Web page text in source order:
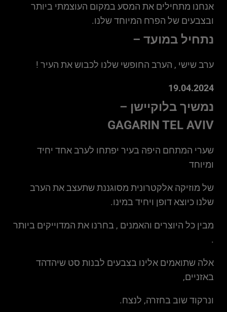
אנחנו מתחילים את המסע במקום העוצמתי ביותר
ובצבעים של הפרח המיוחד שלנו.
נתחיל במועד –
ערב שישי , הערב החופשי שלנו לכבוש את העיר !
19.04.2024
נמשיך בלוקיישן –
GAGARIN TEL AVIV
שערי המתחם היפה בעיר יפתחו לערב אחד יחיד
ומיוחד
של מוזיקה אלקטרונית מסוגננת שתעצב את הערב
שלנו כיוצא דופן ויחיד במינו.
מבין כל היוצרים והאמנים , בחרנו את המדוייקים ביותר
.
אלה שתואמים אלינו בצבעים לבנות סט שיהדהד
באזניים,
ונרקוד שוב בחזרה, לנצח.